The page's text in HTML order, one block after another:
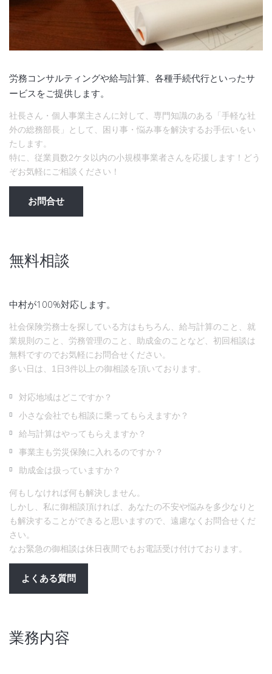
労務コンサルティングや給与計算、各種手続代行といったサ
ービスをご提供します。
社長さん・個人事業主さんに対して、専門知識のある「手軽な社
外の総務部長」として、困り事・悩み事を解決するお手伝いをい
たします。
特に、従業員数2ケタ以内の小規模事業者さんを応援します！どう
ぞお気軽にご相談ください！
お問合せ
無料相談
中村が100%対応します。
社会保険労務士を探している方はもちろん、給与計算のこと、就
業規則のこと、労務管理のこと、助成金のことなど、初回相談は
無料ですのでお気軽にお問合せください。
多い日は、1日3件以上の御相談を頂いております。
対応地域はどこですか？
小さな会社でも相談に乗ってもらえますか？
給与計算はやってもらえますか？
事業主も労災保険に入れるのですか？
助成金は扱っていますか？
何もしなければ何も解決しません。
しかし、私に御相談頂ければ、あなたの不安や悩みを多少なりと
も解決することができると思いますので、遠慮なくお問合せくだ
さい。
なお緊急の御相談は休日夜間でもお電話受け付けております。
よくある質問
業務内容